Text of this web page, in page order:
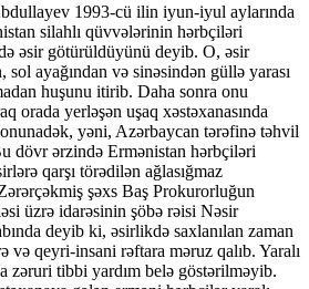
1993-cü ilin iyun-iyul aylarında
silahlı qüvvələrinin hərbçiləri
əsir götürüldüyünü deyib. O, əsir
ayağından və sinəsindən güllə yarası
huşunu itirib. Daha sonra onu
orada yerləşən uşaq xəstəxanasında
yəni, Azərbaycan tərəfinə təhvil
dövr ərzində Ermənistan hərbçiləri
qarşı törədilən ağlasığmaz
şəxs Baş Prokurorluğun
üzrə idarəsinin şöbə rəisi Nəsir
deyib ki, əsirlikdə saxlanılan zaman
qeyri-insani rəftara məruz qalıb. Yaralı
zəruri tibbi yardım belə göstərilməyib.